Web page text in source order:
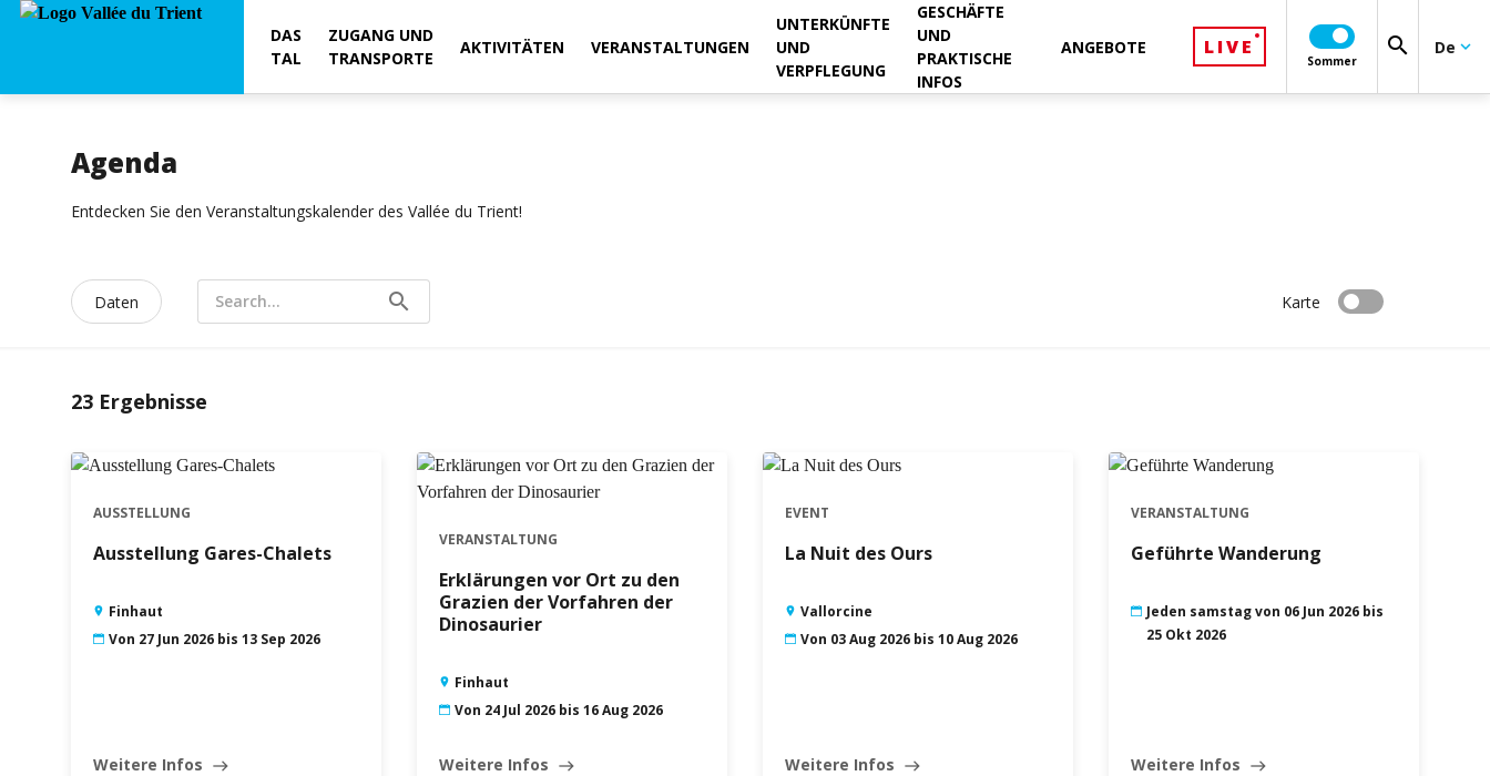
DAS
TAL
ZUGANG UND
TRANSPORTE
AKTIVITÄTEN VERANSTALTUNGEN
UNTERKÜNFTE
UND
VERPFLEGUNG
GESCHÄFTE
UND
PRAKTISCHE
INFOS
ANGEBOTE LIVE
Sommer
search De keyboard_arrow_down
Agenda
Entdecken Sie den Veranstaltungskalender des Vallée du Trient!
Daten search
Search... Karte
August September
MO DI MI DO
10
11
31
1 2
7
8 9 10 11 12
14
15 16
28
29 30
23 Ergebnisse
AUSSTELLUNG
Ausstellung Gares-Chalets
Finhaut
Von 27 Jun 2026 bis 13 Sep 2026
Weitere Infos east
VERANSTALTUNG
Erklärungen vor Ort zu den
Grazien der Vorfahren der
Dinosaurier
Finhaut
Von 24 Jul 2026 bis 16 Aug 2026
Weitere Infos east
EVENT
La Nuit des Ours
Vallorcine
Von 03 Aug 2026 bis 10 Aug 2026
Weitere Infos east
VERANSTALTUNG
Geführte Wanderung
Jeden samstag von 06 Jun 2026 bis
25 Okt 2026
Weitere Infos east